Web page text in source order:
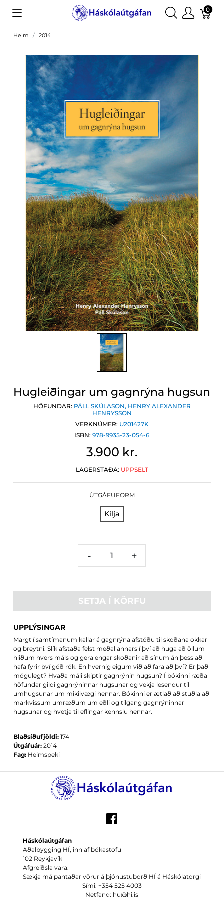
0
Heim 2014
Hugleiðingar um gagnrýna hugsun
HÖFUNDAR: PÁLL SKÚLASON, HENRY ALEXANDER
HENRYSSON
VERKNÚMER: U201427K
ISBN: 978-9935-23-054-6
3.900 kr.
LAGERSTAÐA: UPPSELT
ÚTGÁFUFORM
Kilja
- +
SETJA Í KÖRFU
UPPLÝSINGAR
Margt í samtímanum kallar á gagnrýna afstöðu til skoðana okkar
og breytni. Slík afstaða felst meðal annars í því að huga að öllum
hliðum hvers máls og gera engar skoðanir að sínum án þess að
hafa fyrir því góð rök. En hvernig eigum við að fara að því? Er það
mögulegt? Hvaða máli skiptir gagnrýnin hugsun? Í bókinni ræða
höfundar gildi gagnrýninnar hugsunar og vekja lesendur til
umhugsunar um mikilvægi hennar. Bókinni er ætlað að stuðla að
markvissum umræðum um eðli og tilgang gagnrýninnar
hugsunar og hvetja til eflingar kennslu hennar.
Blaðsíðufjöldi: 174
Útgáfuár: 2014
Fag: Heimspeki
Háskólaútgáfan
Aðalbygging HÍ, inn af bókastofu
102 Reykjavík
Afgreiðsla vara:
Sækja má pantaðar vörur á þjónustuborð HÍ á Háskólatorgi
Sími: +354 525 4003
Netfang: hu@hi.is